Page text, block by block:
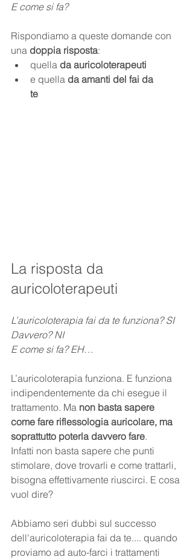
E come si fa?
Rispondiamo a queste domande con
una doppia risposta:
quella da auricoloterapeuti
e quella da amanti del fai da
te
La risposta da
auricoloterapeuti
L’auricoloterapia fai da te funziona? SI
Davvero? NI
E come si fa? EH…
L’auricoloterapia funziona. E funziona
indipendentemente da chi esegue il
trattamento. Ma non basta sapere
come fare riflessologia auricolare, ma
soprattutto poterla davvero fare.
Infatti non basta sapere che punti
stimolare, dove trovarli e come trattarli,
bisogna effettivamente riuscirci. E cosa
vuol dire?
Abbiamo seri dubbi sul successo
dell'auricoloterapia fai da te.... quando
proviamo ad auto-farci i trattamenti